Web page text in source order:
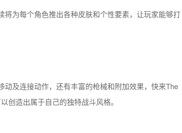
为每个角色推出各种皮肤和个性要素，让玩家能够打
及连接动作，还有丰富的枪械和附加效果，快来The
创造出属于自己的独特战斗风格。